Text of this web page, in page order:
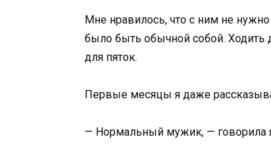
Мне нравилось, что с ним не
было быть обычной собой. Ходить
для пяток.
Первые месяцы я даже
— Нормальный мужик, — говорила